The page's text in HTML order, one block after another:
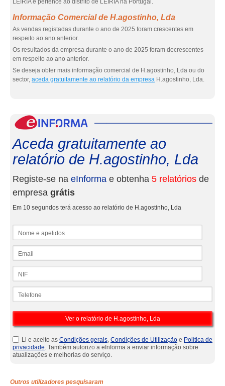
LEIRIA e pertence ao distrito de LEIRIA na Portugal.
Informação Comercial de H.agostinho, Lda
As vendas registadas durante o ano de 2025 foram crescentes em
respeito ao ano anterior.
Os resultados da empresa durante o ano de 2025 foram decrescentes
em respeito ao ano anterior.
Se deseja obter mais informação comercial de H.agostinho, Lda ou do
sector, aceda gratuitamente ao relatório da empresa H.agostinho, Lda.
Aceda gratuitamente ao
relatório de H.agostinho, Lda
Registe-se na eInforma e obtenha 5 relatórios de
empresa grátis
Em 10 segundos terá acesso ao relatório de H.agostinho, Lda
Li e aceito as Condições gerais, Condições de Utilização e Política de
privacidade. Também autorizo a eInforma a enviar informação sobre
atualizações e melhorias do serviço.
Outros utilizadores pesquisaram